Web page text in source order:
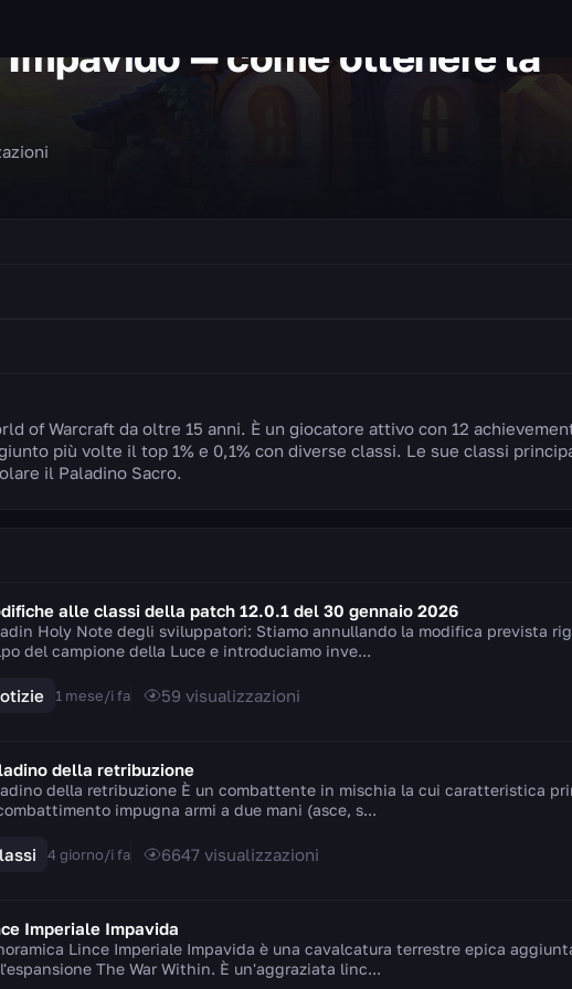
— come ottenere la
of Warcraft da oltre 15 anni. È un giocatore attivo con 12
più volte il top 1% e 0,1% con diverse classi. Le sue classi
il Paladino Sacro.
alle classi della patch 12.0.1 del 30 gennaio 2026
Holy Note degli sviluppatori: Stiamo annullando la modifica prevista
del campione della Luce e introduciamo inve...
1 mese/i fa 59 visualizzazioni
della retribuzione
della retribuzione È un combattente in mischia la cui caratteristica
impugna armi a due mani (asce, s...
4 giorno/i fa 6647 visualizzazioni
Imperiale Impavida
Lince Imperiale Impavida è una cavalcatura terrestre epica
The War Within. È un'aggraziata linc...